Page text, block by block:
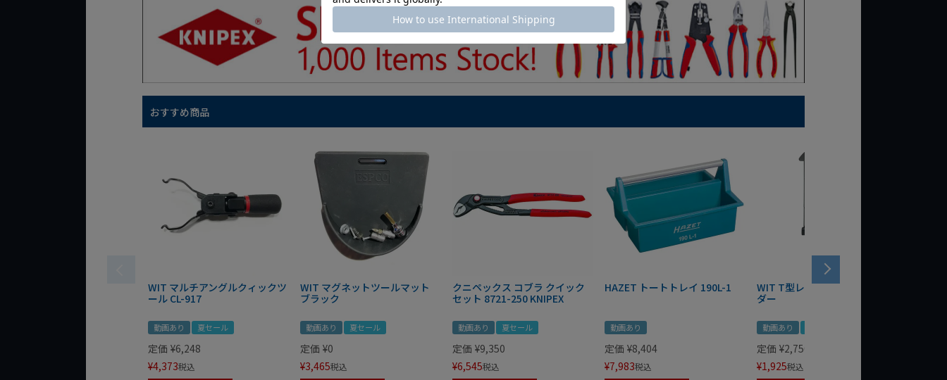
おすすめ商品
WIT マルチアングルクィックツ
ール CL-917
動画あり 夏セール
定価 ¥6,248
¥4,373税込
WIT マグネットツールマット
ブラック
動画あり 夏セール
定価 ¥0
¥3,465税込
クニペックス コブラ クイック
セット 8721-250 KNIPEX
動画あり 夏セール
定価 ¥9,350
¥6,545税込
HAZET トートトレイ 190L-1
動画あり
定価 ¥8,404
¥7,983税込
WIT T型レンチマグネットホル
ダー
動画あり
定価 ¥2,750
¥1,925税込